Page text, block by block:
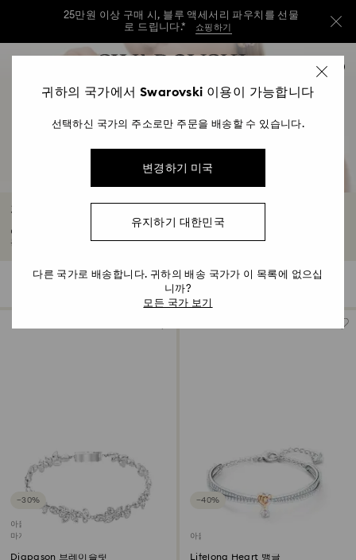
25만원 이상 구매 시, 블루 액세서리 파우치를 선물
로 드립니다.*
쇼핑하기
25만원 이상 구매 시, 블루 액세서리 파우치를 선물
25만원 이상 구매 시, 블루 액세서리 파우치를 선물
0 - Header
팔찌 세일
이번 여름 세일 시즌에 가까운 친구나 자신에게 선물을 주고 싶다면 Swarovski는 모
든 상황에 맞는 팔찌와 뱅글을 준비하고 있습니다...자세히 보기
−30%
아울렛
마지막 구입 기회
Diapason 브레이슬릿
−40%
아울렛
Lifelong Heart 뱅글
귀하의 국가에서 Swarovski 이용이 가능합니다
선택하신 국가의 주소로만 주문을 배송할 수 있습니다.
변경하기 미국
유지하기 대한민국
다른 국가로 배송합니다. 귀하의 배송 국가가 이 목록에 없으십
니까?
모든 국가 보기